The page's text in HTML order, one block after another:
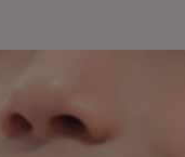
Protejarea
pielii